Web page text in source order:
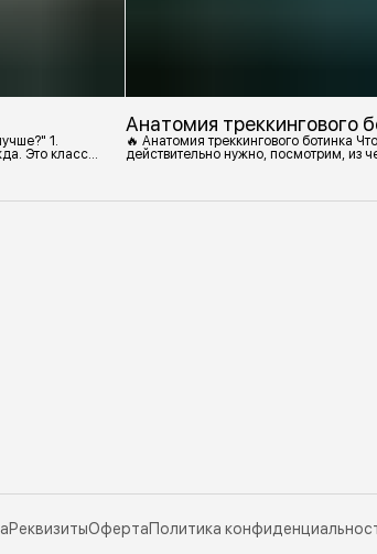
1.
Это класс
Анатомия треккингового
🔥 Анатомия треккингового ботинка
действительно нужно, посмотрим, из
РеквизитыОфертаПолитика